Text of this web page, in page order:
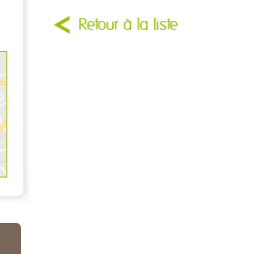
Retour à la liste